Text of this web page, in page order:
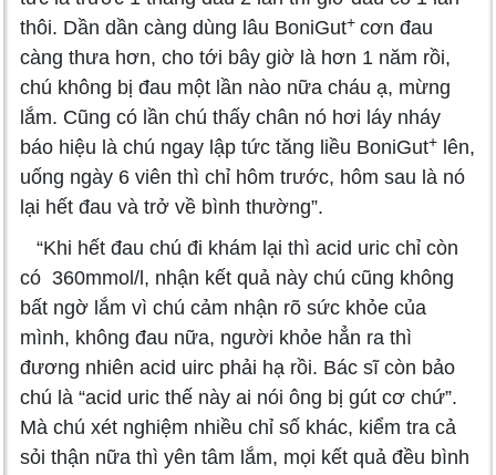
thôi. Dần dần càng dùng lâu BoniGut+ cơn đau
càng thưa hơn, cho tới bây giờ là hơn 1 năm rồi,
chú không bị đau một lần nào nữa cháu ạ, mừng
lắm. Cũng có lần chú thấy chân nó hơi láy nháy
báo hiệu là chú ngay lập tức tăng liều BoniGut+ lên,
uống ngày 6 viên thì chỉ hôm trước, hôm sau là nó
lại hết đau và trở về bình thường”.
“Khi hết đau chú đi khám lại thì acid uric chỉ còn
có 360mmol/l, nhận kết quả này chú cũng không
bất ngờ lắm vì chú cảm nhận rõ sức khỏe của
mình, không đau nữa, người khỏe hẳn ra thì
đương nhiên acid uirc phải hạ rồi. Bác sĩ còn bảo
chú là “acid uric thế này ai nói ông bị gút cơ chứ”.
Mà chú xét nghiệm nhiều chỉ số khác, kiểm tra cả
sỏi thận nữa thì yên tâm lắm, mọi kết quả đều bình